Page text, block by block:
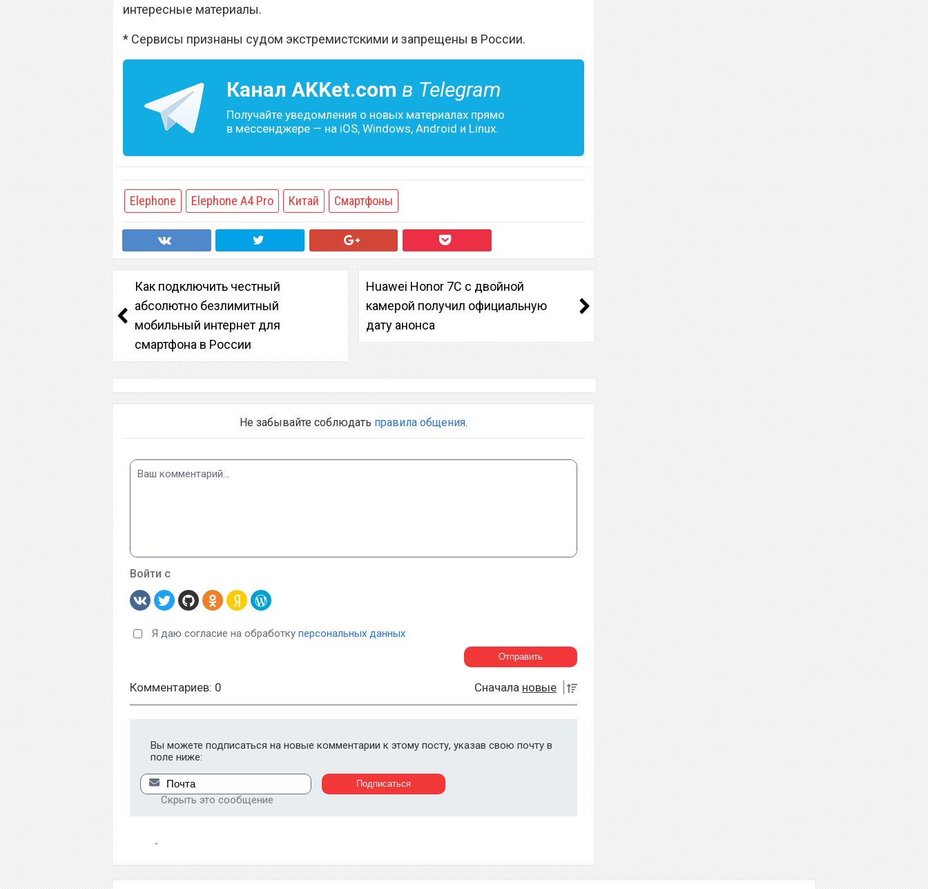
интересные материалы.
* Сервисы признаны судом экстремистскими и запрещены в России.
Канал AKKet.com в Telegram
Получайте уведомления о новых материалах прямо
в мессенджере — на iOS, Windows, Android и Linux.
Elephone Elephone A4 Pro Китай Смартфоны
Как подключить честный
абсолютно безлимитный
мобильный интернет для
смартфона в России
Huawei Honor 7C с двойной
камерой получил официальную
дату анонса
Не забывайте соблюдать правила общения.
Войти с
Я даю согласие на обработку персональных данных
Комментариев: 0 Сначала новые
Вы можете подписаться на новые комментарии к этому посту, указав свою почту в
поле ниже:
Скрыть это сообщение